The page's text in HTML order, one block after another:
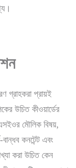
গ্রাহকরা প্রায়ই
উচিত কীওয়ার্ডের
মৌলিক বিষয়,
কনটেন্ট এবং
করা উচিত কেন